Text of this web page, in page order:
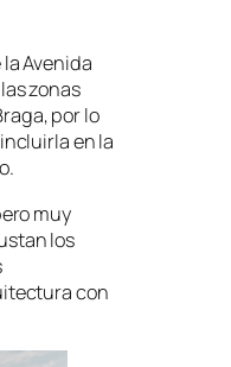
Avenida
zonas
por lo
en la
muy
los
con